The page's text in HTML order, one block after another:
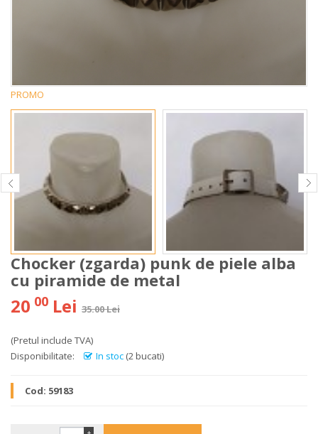
PROMO
Chocker (zgarda) punk de piele alba
cu piramide de metal
20 00 Lei 35.00 Lei
(Pretul include TVA)
Disponibilitate:
In stoc (2 bucati)
Cod: 59183